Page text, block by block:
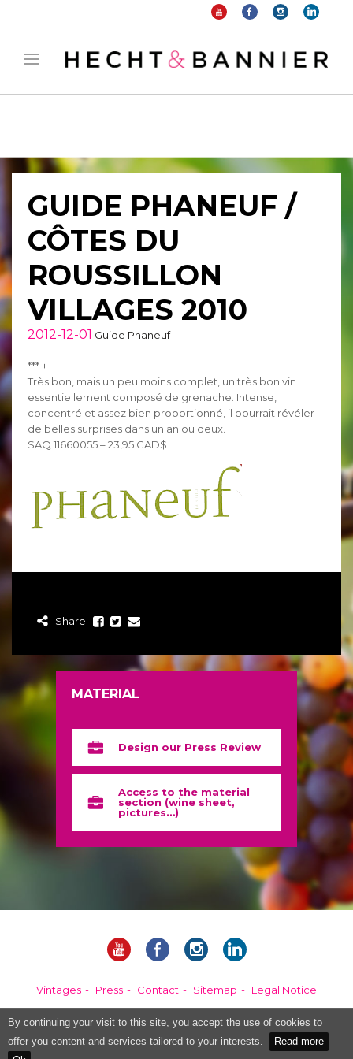
By continuing your visit to this site, you accept the use of cookies to
offer you content and services tailored to your interests.
Read more
: filter_var() expects parameter 2 to be long, string given in
manager/public/frontend.phpon line 1149
GUIDE PHANEUF /
CÔTES DU
ROUSSILLON
VILLAGES 2010
2012-12-01 Guide Phaneuf
*** +
Très bon, mais un peu moins complet, un très bon vin
essentiellement composé de grenache. Intense,
concentré et assez bien proportionné, il pourrait révéler
de belles surprises dans un an ou deux.
SAQ 11660055 – 23,95 CAD$
Share
MATERIAL
Design our Press Review
Access to the material
section (wine sheet,
pictures…)
Vintages Press Contact Sitemap Legal Notice
Alcohol abuse is dangerous for your health, please consume in moderation.